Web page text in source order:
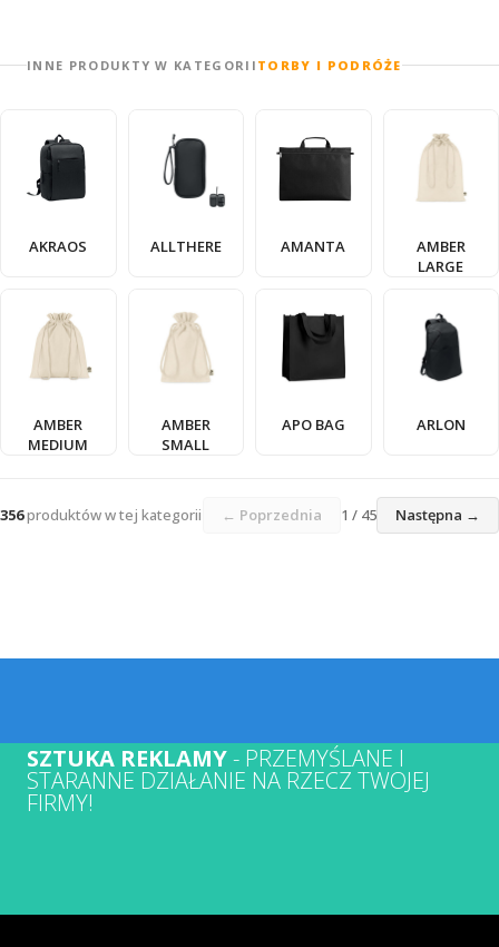
INNE PRODUKTY W KATEGORII TORBY I PODRÓŻE
AKRAOS ALLTHERE AMANTA
AMBER
LARGE
AMBER
MEDIUM
AMBER
SMALL
APO BAG ARLON
356produktów w tej kategorii ← Poprzednia 1 / 45 Następna →
SZTUKA REKLAMY- PRZEMYŚLANE I
STARANNE DZIAŁANIE NA RZECZ TWOJEJ
FIRMY!